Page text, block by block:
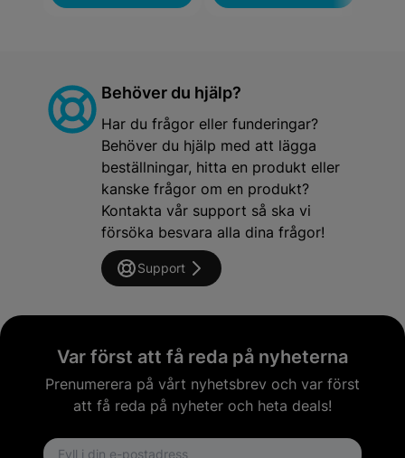
Behöver du hjälp?
Har du frågor eller funderingar?
Behöver du hjälp med att lägga
beställningar, hitta en produkt eller
kanske frågor om en produkt?
Kontakta vår support så ska vi
försöka besvara alla dina frågor!
Support
Var först att få reda på nyheterna
Prenumerera på vårt nyhetsbrev och var först
att få reda på nyheter och heta deals!
Email address